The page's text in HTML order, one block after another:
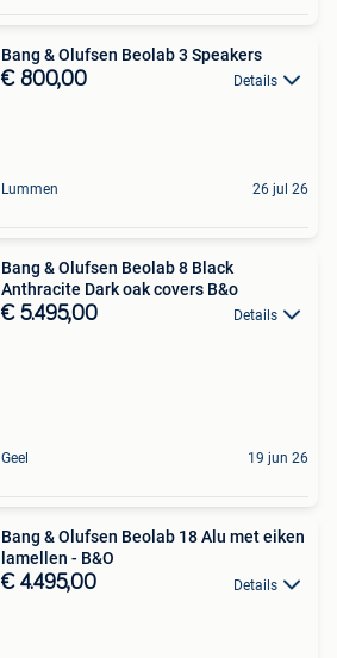
Bang & Olufsen Beolab 3 Speakers
€ 800,00 Details
Lummen 26 jul 26
Bang & Olufsen Beolab 8 Black
Anthracite Dark oak covers B&o
€ 5.495,00 Details
Geel 19 jun 26
Bang & Olufsen Beolab 18 Alu met eiken
lamellen - B&O
€ 4.495,00 Details